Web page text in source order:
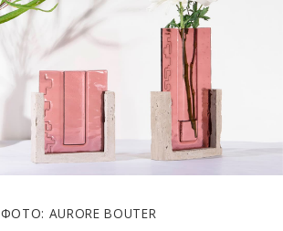
ФОТО: AURORE BOUTER